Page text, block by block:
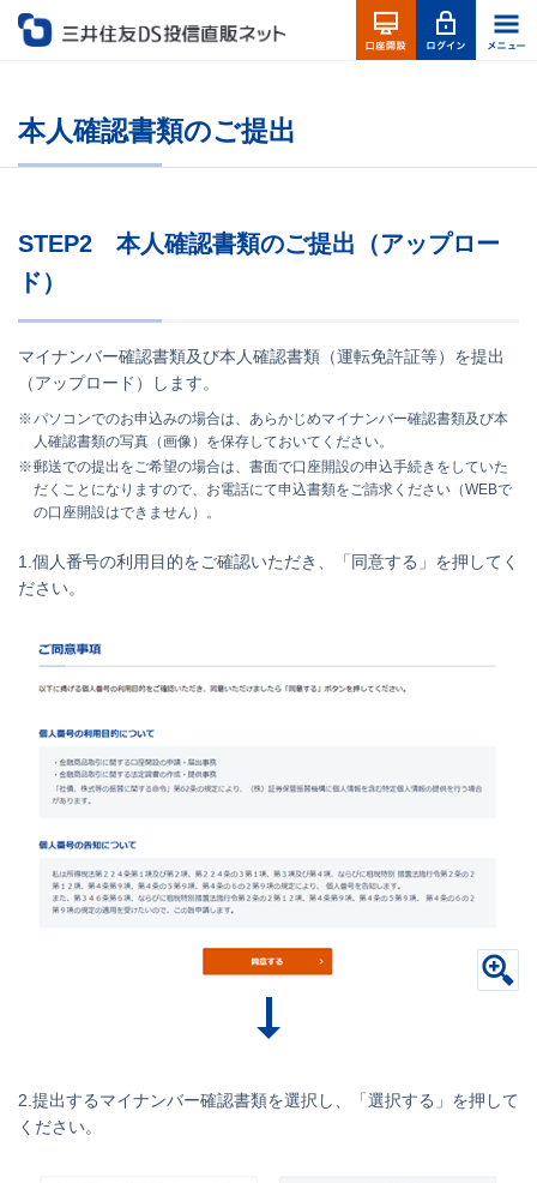
本人確認書類のご提出
STEP2 本人確認書類のご提出（アップロー
ド）
マイナンバー確認書類及び本人確認書類（運転免許証等）を提出
（アップロード）します。
パソコンでのお申込みの場合は、あらかじめマイナンバー確認書類及び本
人確認書類の写真（画像）を保存しておいてください。
郵送での提出をご希望の場合は、書面で口座開設の申込手続きをしていた
だくことになりますので、お電話にて申込書類をご請求ください（WEBで
の口座開設はできません）。
1.個人番号の利用目的をご確認いただき、「同意する」を押してく
ださい。
2.提出するマイナンバー確認書類を選択し、「選択する」を押して
ください。